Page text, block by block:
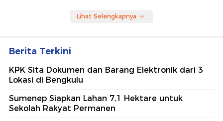
Lihat Selengkapnya
Berita Terkini
KPK Sita Dokumen dan Barang Elektronik dari 3
Lokasi di Bengkulu
Sumenep Siapkan Lahan 7,1 Hektare untuk
Sekolah Rakyat Permanen